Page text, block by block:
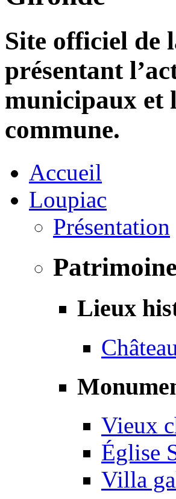
Site officiel de
présentant
municipaux et
commune.
Accueil
Loupiac
Présentation
Patrimoine
Lieux
Vieux
Église
Villa